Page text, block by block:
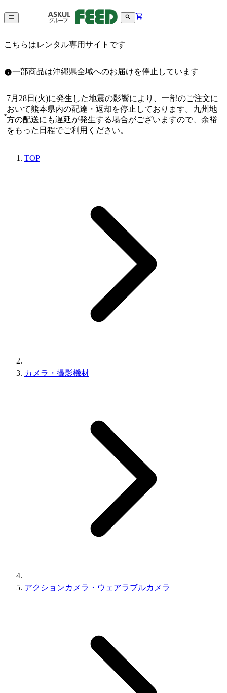
こちらはレンタル専用サイトです
一部商品は沖縄県全域へのお届けを停止しています
7月28日(火)に発生した地震の影響により、一部のご注文に
おいて熊本県内の配達・返却を停止しております。九州地
方の配送にも遅延が発生する場合がございますので、余裕
をもった日程でご利用ください。
TOP
カメラ・撮影機材
アクションカメラ・ウェアラブルカメラ